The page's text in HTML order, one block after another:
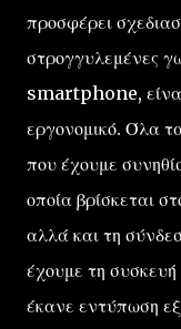
προσφέρει
στρογγυλεμένες
smartphone,
εργονομικό. Όλα
που έχουμε
οποία βρίσκεται
αλλά και τη
έχουμε τη
έκανε εντύπωση